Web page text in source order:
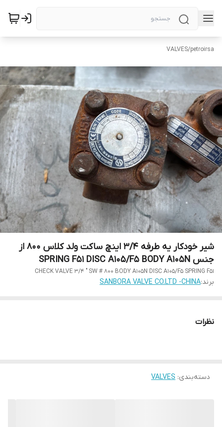
petroirsa
/
VALVES
شیر خودکار یه طرفه 3/4 اینچ ساکت ولد کلاس 800 از
جنس SPRING F51 DISC A105/F5 BODY A105N
CHECK VALVE 3/4 " SW # 800 BODY A105N DISC A105/F5 SPRING F51
برند:SANBORA VALVE CO.LTD -CHINA
نظرات
دسته‌بندی:
VALVES